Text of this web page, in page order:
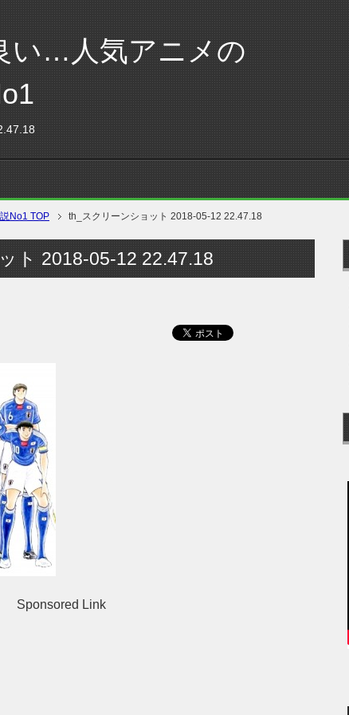
い…人気アニメの
No1 TOP th_スクリーンショット 2018-05-12 22.47.18
ト 2018-05-12 22.47.18
Sponsored Link